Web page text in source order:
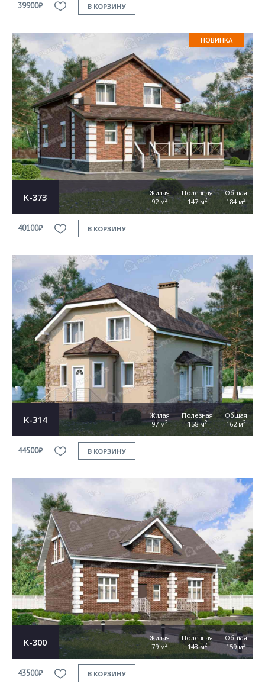
39900₽ В КОРЗИНУ
НОВИНКА
К-373
Жилая
92 м2
Полезная
147 м2
Общая
184 м2
40100₽ В КОРЗИНУ
К-314
Жилая
97 м2
Полезная
158 м2
Общая
162 м2
44500₽ В КОРЗИНУ
К-300
Жилая
79 м2
Полезная
143 м2
Общая
159 м2
43500₽ В КОРЗИНУ